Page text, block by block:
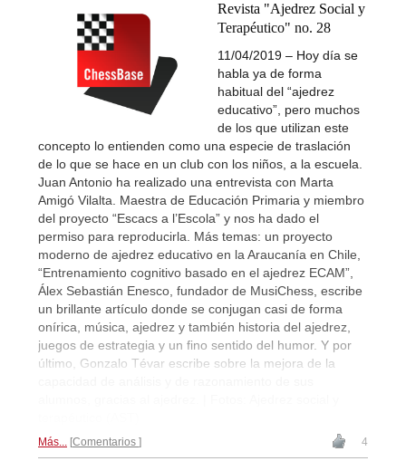
Revista "Ajedrez Social y
Terapéutico" no. 28
11/04/2019 – Hoy día se
habla ya de forma
habitual del “ajedrez
educativo”, pero muchos
de los que utilizan este
concepto lo entienden como una especie de traslación
de lo que se hace en un club con los niños, a la escuela.
Juan Antonio ha realizado una entrevista con Marta
Amigó Vilalta. Maestra de Educación Primaria y miembro
del proyecto “Escacs a l’Escola” y nos ha dado el
permiso para reproducirla. Más temas: un proyecto
moderno de ajedrez educativo en la Araucanía en Chile,
“Entrenamiento cognitivo basado en el ajedrez ECAM”,
Álex Sebastián Enesco, fundador de MusiChess, escribe
un brillante artículo donde se conjugan casi de forma
onírica, música, ajedrez y también historia del ajedrez,
juegos de estrategia y un fino sentido del humor. Y por
último, Gonzalo Tévar escribe sobre la mejora de la
Más... Comentarios 4